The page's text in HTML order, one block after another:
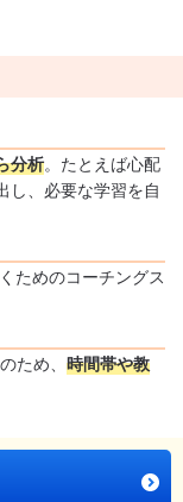
分析。たとえば心配
し、必要な学習を自
ためのコーチングス
ため、 時間帯や教